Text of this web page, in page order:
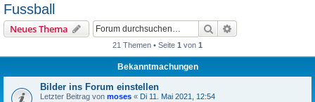
h
e
Fussball
Neues Thema Suche
21 Themen • Seite 1 von 1
Bekanntmachungen
Bilder ins Forum einstellen
Letzter Beitrag von moses « Di 11. Mai 2021, 12:54